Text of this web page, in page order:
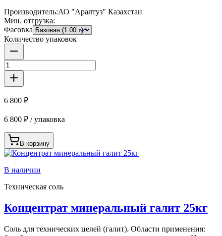
Производитель:АО "Аралтуз" Казахстан
Мин. отгрузка:
Фасовка
Количество упаковок
6 800 ₽
6 800 ₽ / упаковка
В корзину
В наличии
Техническая соль
Концентрат минеральный галит 25кг
Соль для технических целей (галит). Области применения: